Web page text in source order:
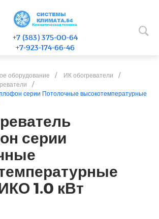
+7 (383) 375-00-64
+7-923-174-66-46
оборудование / ИК обогреватели
/
/
серии Потолочные высокотемпературные
серии
1.0 кВт